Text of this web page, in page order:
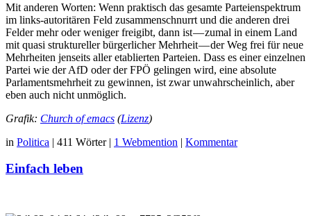
Mit anderen Worten: Wenn praktisch das gesamte Parteienspektrum
im links-autoritären Feld zusammenschnurrt und die anderen drei
Felder mehr oder weniger freigibt, dann ist — zumal in einem Land
mit quasi struktureller bürgerlicher Mehrheit — der Weg frei für neue
Mehrheiten jenseits aller etablierten Parteien. Dass es einer einzelnen
Partei wie der AfD oder der FPÖ gelingen wird, eine absolute
Parlamentsmehrheit zu gewinnen, ist zwar unwahrscheinlich, aber
eben auch nicht unmöglich.
Grafik: Church of emacs (Lizenz)
in Politica | 411 Wörter | 1 Webmention | Kommentar
Einfach leben